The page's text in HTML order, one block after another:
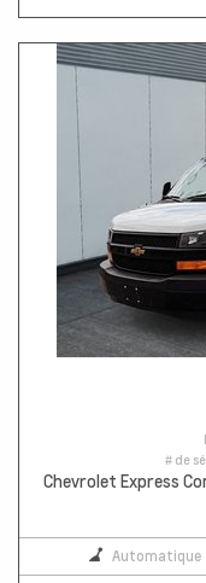
# de
Chevrolet Express
Automatique